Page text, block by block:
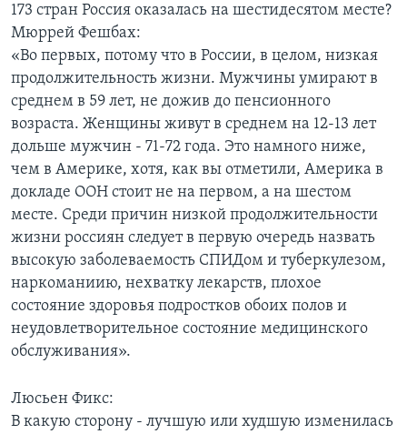
173 стран Россия оказалась на шестидесятом месте?
Мюррей Фешбах:
«Во первых, потому что в России, в целом, низкая
продолжительность жизни. Мужчины умирают в
среднем в 59 лет, не дожив до пенсионного
возраста. Женщины живут в среднем на 12-13 лет
дольше мужчин - 71-72 года. Это намного ниже,
чем в Америке, хотя, как вы отметили, Америка в
докладе ООН стоит не на первом, а на шестом
месте. Среди причин низкой продолжительности
жизни россиян следует в первую очередь назвать
высокую заболеваемость СПИДом и туберкулезом,
наркоманиию, нехватку лекарств, плохое
состояние здоровья подростков обоих полов и
неудовлетворительное состояние медицинского
обслуживания».
Люсьен Фикс:
В какую сторону - лучшую или худшую изменилась